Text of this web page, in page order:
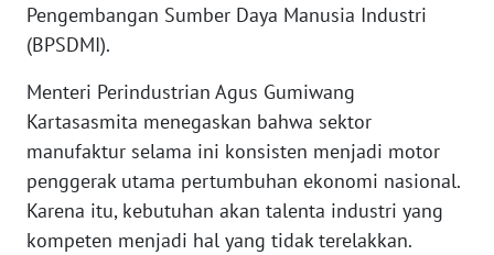
Pengembangan Sumber Daya Manusia Industri
(BPSDMI).
Menteri Perindustrian Agus Gumiwang
Kartasasmita menegaskan bahwa sektor
manufaktur selama ini konsisten menjadi motor
penggerak utama pertumbuhan ekonomi nasional.
Karena itu, kebutuhan akan talenta industri yang
kompeten menjadi hal yang tidak terelakkan.
KONTAK
KAMI
INFO
TENTANG
KAMI